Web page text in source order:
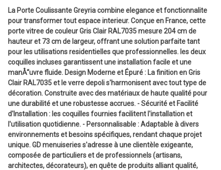
La Porte Coulissante Greyria combine elegance et fonctionnalite
pour transformer tout espace interieur. Conçue en France, cette
porte vitree de couleur Gris Clair RAL7035 mesure 204 cm de
hauteur et 73 cm de largeur, offrant une solution parfaite tant
pour les utilisations residentielles que professionnelles. les deux
coquilles incluses garantissent une installation facile et une
manÅ“uvre fluide. Design Moderne et Épuré : La finition en Gris
Clair RAL7035 et le verre depoli s'harmonisent avec tout type de
décoration. Construite avec des matériaux de haute qualité pour
une durabilité et une robustesse accrues. - Sécurité et Facilité
d'Installation : les coquilles fournies facilitent l'installation et
l'utilisation quotidienne. - Personnalisable : Adaptable à divers
environnements et besoins spécifiques, rendant chaque projet
unique. GD menuiseries s'adresse à une clientèle exigeante,
composée de particuliers et de professionnels (artisans,
architectes, décorateurs), en quête de produits alliant qualité,